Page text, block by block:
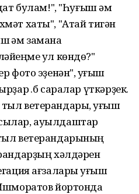
булам!", "Һуғыш һәм
хаты", "Атай тигән
һәм замана
ул көндө?"
фото эҙенән", һуғыш
һ.б саралар үткәрҙек.
ветерандары, һуғыш
ауылдаштар
ветерандарының
хәлдәрен
ағзалары һуғыш
йортонда